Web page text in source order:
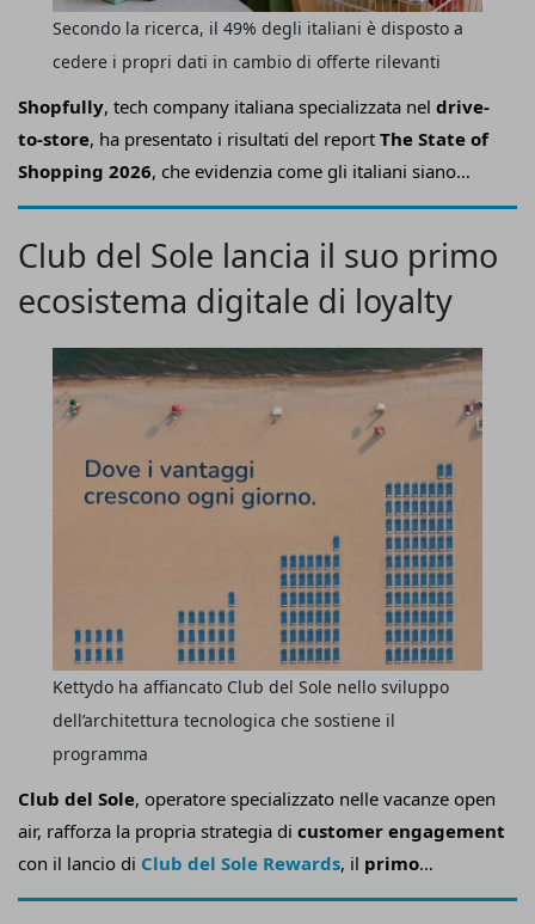
Shopfully, tech company italiana specializzata nel drive-
to-store, ha presentato i risultati del report The State of
Shopping 2026, che evidenzia come gli italiani siano
sempre piùdisponibili a condividere le proprie
ricevono in cambio vantaggi concreti come sconti,
promozioni personalizzate e un'esperienza di
Secondo la ricerca, il 49% degli italiani è disposto a
cedere i propri dati in cambio di offerte rilevanti
Club del Sole lancia il suo primo
ecosistema digitale di loyalty
Club del Sole, operatore specializzato nelle vacanze open
air, rafforza la propria strategia di customer engagement
con il lancio di Club del Sole Rewards, il primo
programma di loyalty del Gruppo progettato per
Kettydo ha affiancato Club del Sole nello sviluppo
dell’architettura tecnologica che sostiene il
programma